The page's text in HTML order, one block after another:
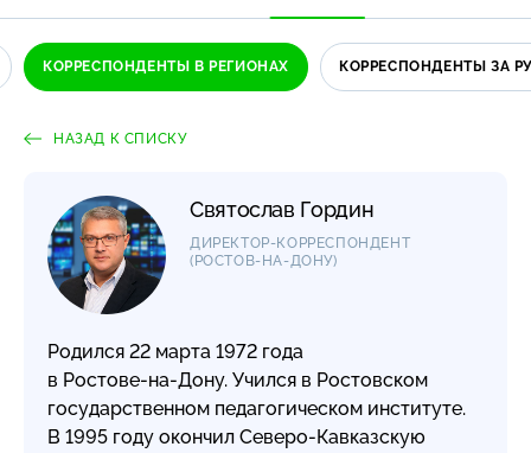
КОРРЕСПОНДЕНТЫ В РЕГИОНАХ КОРРЕСПОНДЕНТЫ ЗА
НАЗАД К СПИСКУ
Святослав Гордин
ДИРЕКТОР-КОРРЕСПОНДЕНТ
(РОСТОВ-НА-ДОНУ)
Родился 22 марта 1972 года
в Ростове-на-Дону. Учился в Ростовском
государственном педагогическом институте.
В 1995 году окончил Северо-Кавказскую